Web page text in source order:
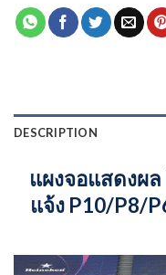
DESCRIPTION
แผงจอแสดงผ
แจ้ง P10/P8/